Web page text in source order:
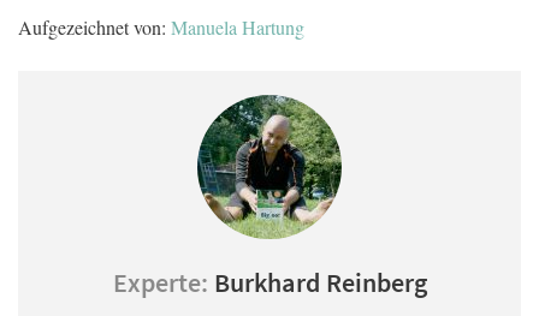
Aufgezeichnet von: Manuela Hartung
Experte: Burkhard Reinberg